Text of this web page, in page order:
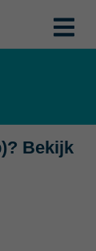
Bekijk